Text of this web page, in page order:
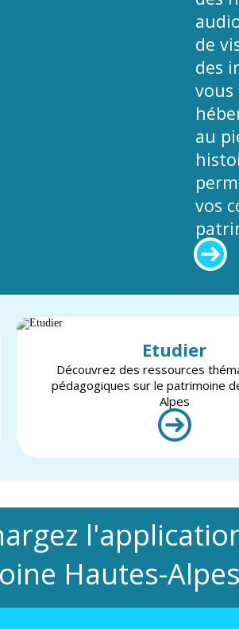
de
des
au
vos
Etudier
Découvrez des ressources
pédagogiques sur le patrimoine
Alpes
Hautes-